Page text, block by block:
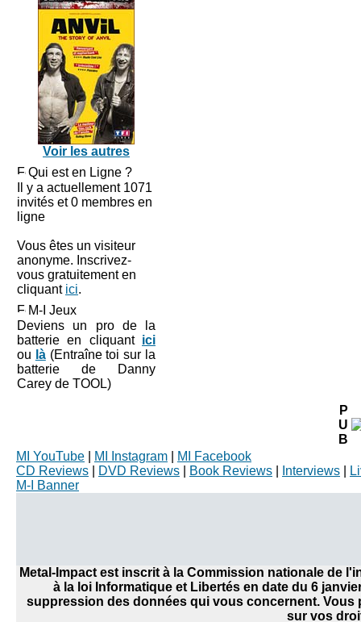
Voir les autres
Qui est en Ligne ?
Il y a actuellement 1071
invités et 0 membres en
ligne
Vous êtes un visiteur
anonyme. Inscrivez-
vous gratuitement en
cliquant ici.
M-I Jeux
Deviens un pro de la
batterie en cliquant ici
ou là(Entraîne toi sur la
batterie de Danny
Carey de TOOL)
P
U
B
MI YouTube
MI Instagram
MI Facebook
CD Reviews
DVD Reviews Book Reviews Interviews
M-I Banner
Metal-Impact est inscrit à la Commission nationale de
à la loi Informatique et Libertés en date du 6
suppression des données qui vous concernent.
sur vos